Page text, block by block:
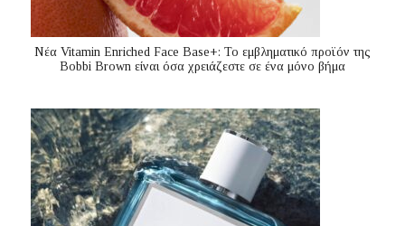
Nέα Vitamin Enriched Face Base+: Το εμβληματικό προϊόν της
Bobbi Brown είναι όσα χρειάζεστε σε ένα μόνο βήμα